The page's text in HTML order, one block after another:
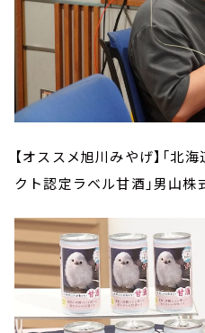
【オススメ旭川みやげ】「北
クト認定ラベル甘酒」男山株